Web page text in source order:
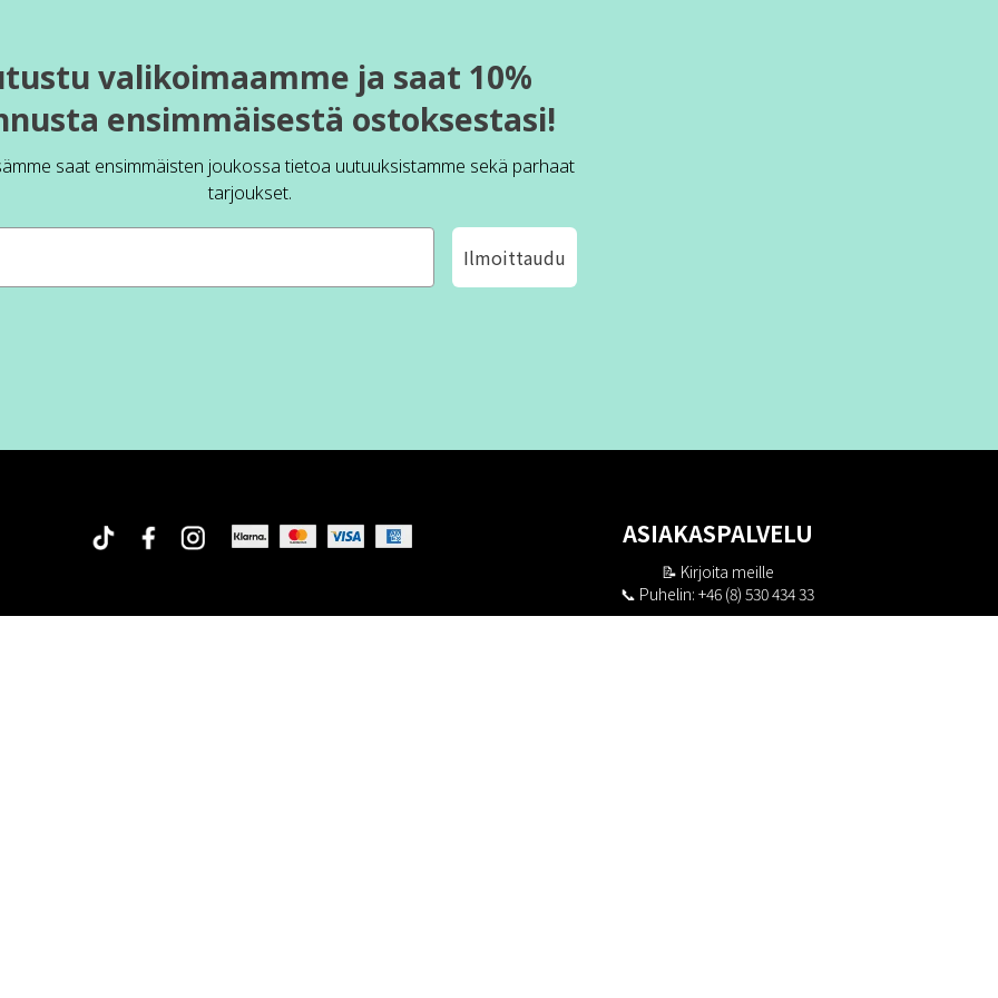
valikoimaamme ja saat 10%
ensimmäisestä ostoksestasi!
saat ensimmäisten joukossa tietoa uutuuksistamme sekä parhaat
tarjoukset.
Ilmoittaudu
ASIAKASPALVELU
📝 Kirjoita meille
📞 Puhelin: +46 (8) 530 434 33
Maanantai - Torstai klo 10.00 - 17.00